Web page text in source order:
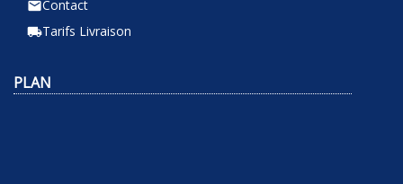
emailContact
local_shippingTarifs Livraison
PLAN